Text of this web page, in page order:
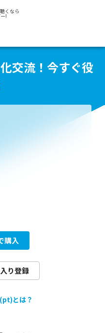
くなら
!
交流！今すぐ役
購入
り登録
とは？